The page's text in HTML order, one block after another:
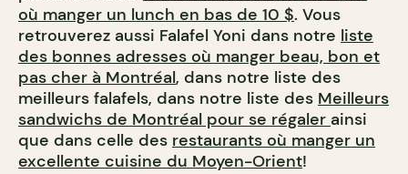
où manger un lunch en bas de 10 $. Vous
retrouverez aussi Falafel Yoni dans notre liste
des bonnes adresses où manger beau, bon et
pas cher à Montréal, dans notre liste des
meilleurs falafels, dans notre liste des Meilleurs
sandwichs de Montréal pour se régaler ainsi
que dans celle des restaurants où manger un
excellente cuisine du Moyen-Orient!